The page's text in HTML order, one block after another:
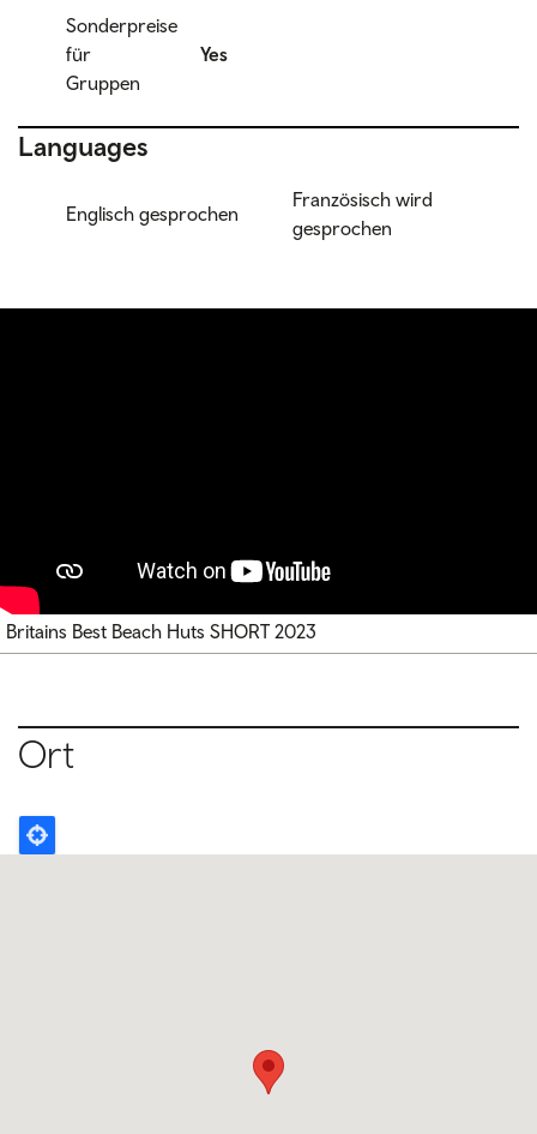
Sonderpreise
für
Gruppen
Yes
Languages
Englisch gesprochen
Französisch wird
gesprochen
Britains Best Beach Huts SHORT 2023
Ort